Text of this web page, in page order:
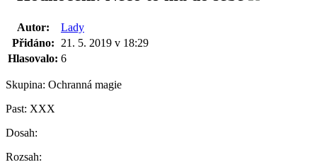
Autor:
Lady
Přidáno:
21. 5. 2019 v 18:29
Hlasovalo: 6
Skupina: Ochranná magie
Past: XXX
Dosah:
Rozsah: